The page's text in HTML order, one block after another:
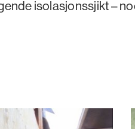
isolasjonssjikt –